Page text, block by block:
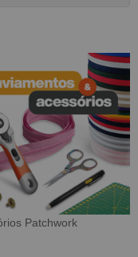
Sarja Impermeável